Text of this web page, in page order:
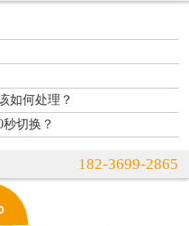
如何处理？
切换？
182-3699-2865